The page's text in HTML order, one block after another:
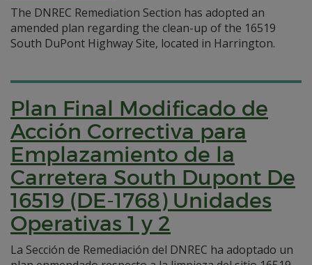
The DNREC Remediation Section has adopted an
amended plan regarding the clean-up of the 16519
South DuPont Highway Site, located in Harrington.
Plan Final Modificado de
Acción Correctiva para
Emplazamiento de la
Carretera South Dupont De
16519 (DE-1768) Unidades
Operativas 1 y 2
La Sección de Remediación del DNREC ha adoptado un